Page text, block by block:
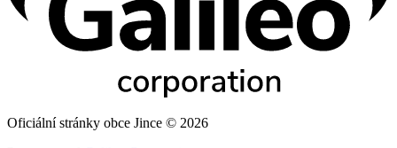
Oficiální stránky obce Jince © 2026